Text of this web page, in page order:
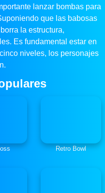
lanzar bombas para
que las babosas
la estructura,
Es fundamental estar en
niveles, los personajes
Retro Bowl